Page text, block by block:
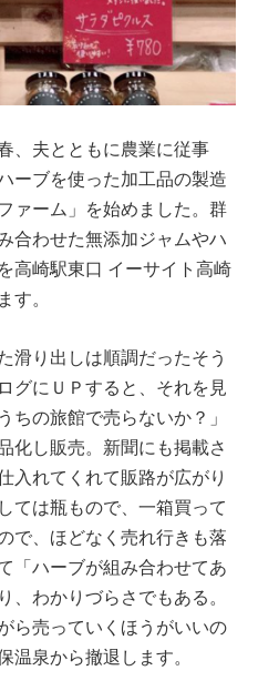
、夫とともに農業に従事
ーブを使った加工品の製造
ァーム」を始めました。群
合わせた無添加ジャムやハ
高崎駅東口 イーサイト高崎
す。
滑り出しは順調だったそう
グにＵＰすると、それを見
ちの旅館で売らないか？」
化し販売。新聞にも掲載さ
入れてくれて販路が広がり
ては瓶もので、一箱買って
で、ほどなく売れ行きも落
「ハーブが組み合わせてあ
、わかりづらさでもある。
ら売っていくほうがいいの
温泉から撤退します。